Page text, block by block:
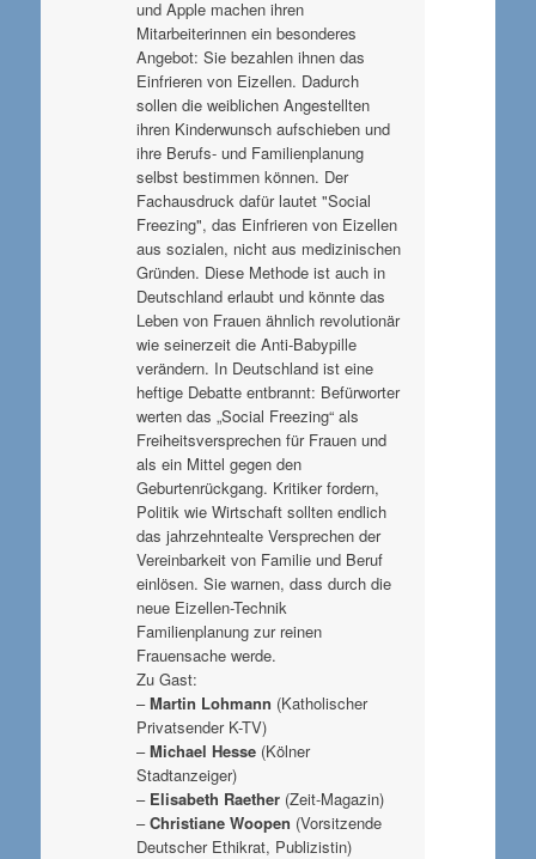
und Apple machen ihren
Mitarbeiterinnen ein besonderes
Angebot: Sie bezahlen ihnen das
Einfrieren von Eizellen. Dadurch
sollen die weiblichen Angestellten
ihren Kinderwunsch aufschieben und
ihre Berufs- und Familienplanung
selbst bestimmen können. Der
Fachausdruck dafür lautet "Social
Freezing", das Einfrieren von Eizellen
aus sozialen, nicht aus medizinischen
Gründen. Diese Methode ist auch in
Deutschland erlaubt und könnte das
Leben von Frauen ähnlich revolutionär
wie seinerzeit die Anti-Babypille
verändern. In Deutschland ist eine
heftige Debatte entbrannt: Befürworter
werten das „Social Freezing“ als
Freiheitsversprechen für Frauen und
als ein Mittel gegen den
Geburtenrückgang. Kritiker fordern,
Politik wie Wirtschaft sollten endlich
das jahrzehntealte Versprechen der
Vereinbarkeit von Familie und Beruf
einlösen. Sie warnen, dass durch die
neue Eizellen-Technik
Familienplanung zur reinen
Frauensache werde.
Zu Gast:
–Martin Lohmann (Katholischer
Privatsender K-TV)
–Michael Hesse(Kölner
Stadtanzeiger)
– Elisabeth Raether(Zeit-Magazin)
–Christiane Woopen (Vorsitzende
Deutscher Ethikrat, Publizistin)